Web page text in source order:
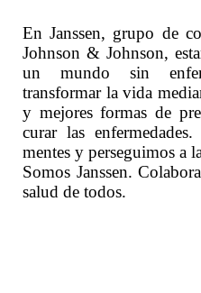
En Janssen, grupo de
Johnson & Johnson,
un mundo sin
transformar la vida
y mejores formas de
curar las
mentes y perseguimos a
Somos Janssen.
salud de todos.